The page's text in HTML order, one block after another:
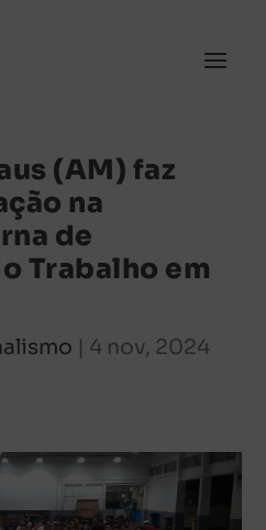
(AM) faz
na
de
Trabalho em
| 4 nov, 2024